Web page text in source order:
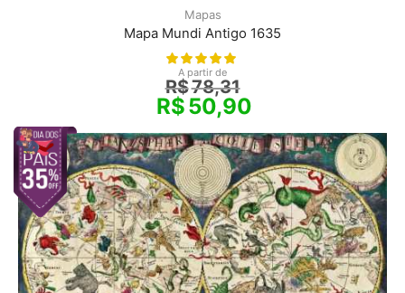
Mapas
Mapa Mundi Antigo 1635
A partir de
R$78,31
R$50,90